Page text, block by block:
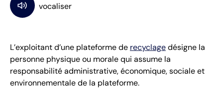
L’exploitant d’une plateforme de recyclagedésigne la
personne physique ou morale qui assume la
responsabilité administrative, économique, sociale et
environnementale de la plateforme.